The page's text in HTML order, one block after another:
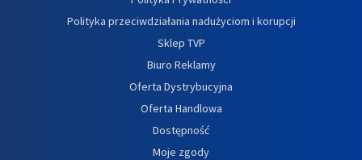
Polityka przeciwdziałania nadużyciom i korupcji
Sklep TVP
Biuro Reklamy
Oferta Dystrybucyjna
Oferta Handlowa
Dostępność
Moje zgody